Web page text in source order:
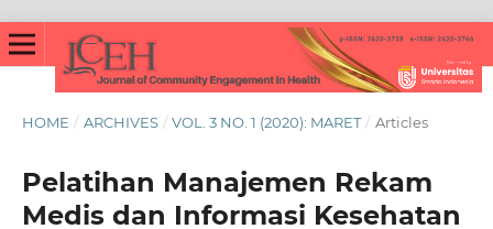
HOME / ARCHIVES / VOL. 3 NO. 1 (2020): MARET / Articles
Pelatihan Manajemen Rekam
Medis dan Informasi Kesehatan